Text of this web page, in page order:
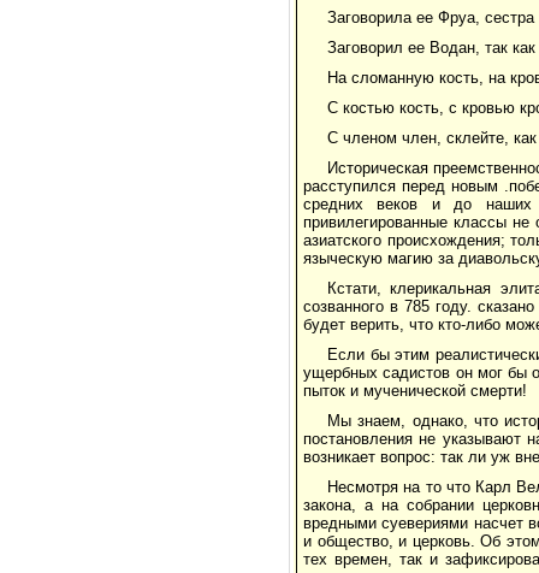
Заговорила ее Фруа,
Заговорил ее Водан, так
На сломанную кость, на
С костью кость, с кровью
С членом член, склейте,
Историческая
расступился перед новым
средних веков и до
привилегированные классы не
азиатского происхождения;
языческую магию за
Кстати, клерикальная
созванного в 785 году.
будет верить, что кто-либо
Если бы этим
ущербных садистов он мог бы
пыток и мученической смерти!
Мы знаем, однако, что
постановления не указывают
возникает вопрос: так ли уж
Несмотря на то что Карл
закона, а на собрании
вредными суевериями насчет
и общество, и церковь. Об
тех времен, так и